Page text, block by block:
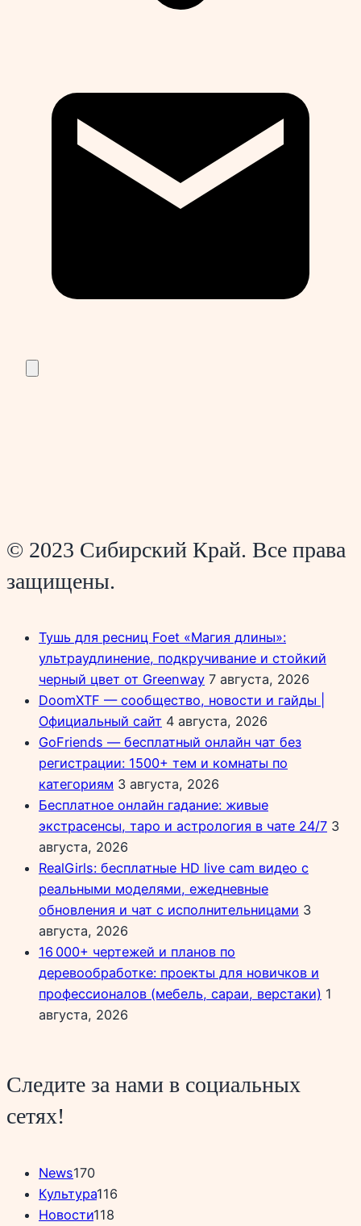
© 2023 Сибирский Край. Все права
защищены.
Тушь для ресниц Foet «Магия длины»:
ультраудлинение, подкручивание и стойкий
черный цвет от Greenway 7 августа, 2026
DoomXTF — сообщество, новости и гайды |
Официальный сайт 4 августа, 2026
GoFriends — бесплатный онлайн чат без
регистрации: 1500+ тем и комнаты по
категориям 3 августа, 2026
Бесплатное онлайн гадание: живые
экстрасенсы, таро и астрология в чате 24/7 3
августа, 2026
RealGirls: бесплатные HD live cam видео с
реальными моделями, ежедневные
обновления и чат с исполнительницами 3
августа, 2026
16 000+ чертежей и планов по
деревообработке: проекты для новичков и
профессионалов (мебель, сараи, верстаки) 1
августа, 2026
Следите за нами в социальных
сетях!
News170
Культура116
Новости118